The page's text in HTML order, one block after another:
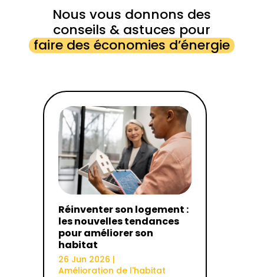
Nous vous donnons des
conseils & astuces pour
faire des économies d’énergie
Réinventer son logement :
les nouvelles tendances
pour améliorer son
habitat
26 Jun 2026 |
Amélioration de l'habitat